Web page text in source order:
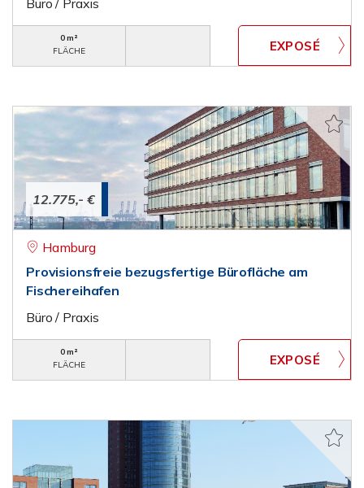
Büro / Praxis
0 m²
FLÄCHE
12.775,- €
Hamburg
Provisionsfreie bezugsfertige Bürofläche am
Fischereihafen
Büro / Praxis
0 m²
FLÄCHE